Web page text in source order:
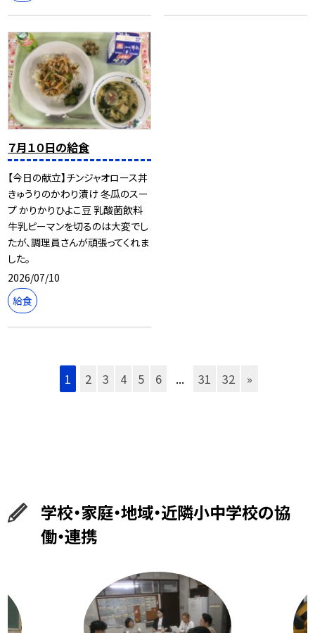
７月１０日の給食
【今日の献立】チンジャオロース丼
きゅうりのかわり漬け 冬瓜のスー
プ かりかりひよこ豆 乳酸菌飲料
牛乳ピーマンを切るのは大変でし
たが、調理員さんが頑張ってくれま
した。
2026/07/10
給食
1 2 3 4 5 6 ... 31 32 »
学校・家庭・地域・近隣小中学校の協
働・連携